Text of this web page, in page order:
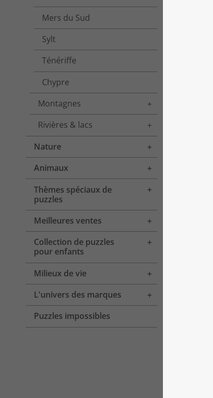
Mers du Sud
Sylt
Ténériffe
Chypre
Montagnes
Toggle menu
Rivières & lacs
Toggle menu
Nature
Toggle menu
Animaux
Toggle menu
Thèmes spéciaux de
puzzles
Toggle menu
Meilleures ventes
Toggle menu
Collection de puzzles
pour enfants
Toggle menu
Milieux de vie
Toggle menu
L'univers des marques
Toggle menu
Puzzles impossibles